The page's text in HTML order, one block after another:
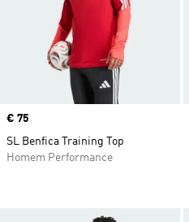
Price
€ 75
SL Benfica Training Top
Homem Performance